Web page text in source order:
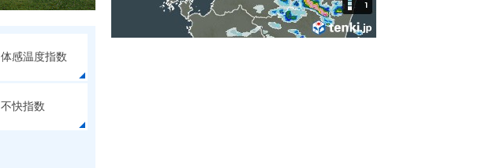
体感温度指数
不快指数